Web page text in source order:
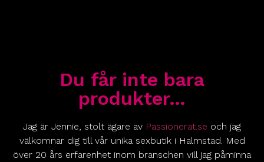
Du får inte bara
produkter…
Jag är Jennie, stolt ägare av Passionerat.se och jag
välkomnar dig till vår unika sexbutik i Halmstad. Med
över 20 års erfarenhet inom branschen vill jag påminna